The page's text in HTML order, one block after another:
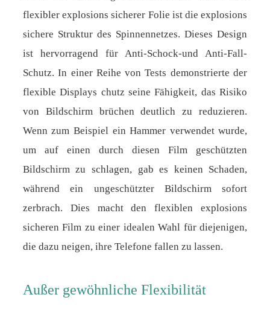
flexibler explosions sicherer Folie ist die explosions
sichere Struktur des Spinnennetzes. Dieses Design
ist hervorragend für Anti-Schock-und Anti-Fall-
Schutz. In einer Reihe von Tests demonstrierte der
flexible Displays chutz seine Fähigkeit, das Risiko
von Bildschirm brüchen deutlich zu reduzieren.
Wenn zum Beispiel ein Hammer verwendet wurde,
um auf einen durch diesen Film geschützten
Bildschirm zu schlagen, gab es keinen Schaden,
während ein ungeschützter Bildschirm sofort
zerbrach. Dies macht den flexiblen explosions
sicheren Film zu einer idealen Wahl für diejenigen,
die dazu neigen, ihre Telefone fallen zu lassen.
Außer gewöhnliche Flexibilität